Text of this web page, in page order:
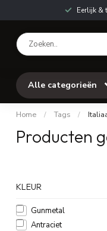
Eerlijk &
Alle categorieën
Home / Tags /
Producten
KLEUR
Gunmetal
Antraciet